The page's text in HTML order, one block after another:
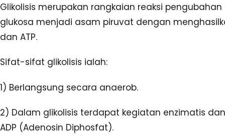
Glikolisis merupakan rangkaian reaksi pengubahan
glukosa menjadi asam piruvat dengan
dan ATP.
Sifat-sifat glikolisis ialah:
1) Berlangsung secara anaerob.
2) Dalam glikolisis terdapat kegiatan enzimatis
ADP (Adenosin Diphosfat).